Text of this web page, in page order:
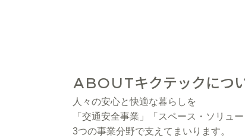
ABOUTキクテックにつ
人々の安心と快適な暮らしを
「交通安全事業」「スペース・ソリュ
3つの事業分野で支えてまいります。